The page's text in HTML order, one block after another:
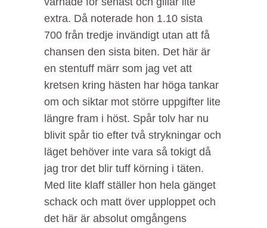
extra. Då noterade hon 1.10 sista
700 från tredje invändigt utan att få
chansen den sista biten. Det här är
en stentuff märr som jag vet att
kretsen kring hästen har höga tankar
om och siktar mot större uppgifter lite
längre fram i höst. Spår tolv har nu
blivit spår tio efter två strykningar och
läget behöver inte vara så tokigt då
jag tror det blir tuff körning i täten.
Med lite klaff ställer hon hela gänget
schack och matt över upploppet och
det här är absolut omgångens